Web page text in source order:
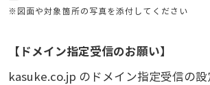
※図面や対象箇所の写真を添付してください
【ドメイン指定受信のお願い】
kasuke.co.jp のドメイン指定受信の